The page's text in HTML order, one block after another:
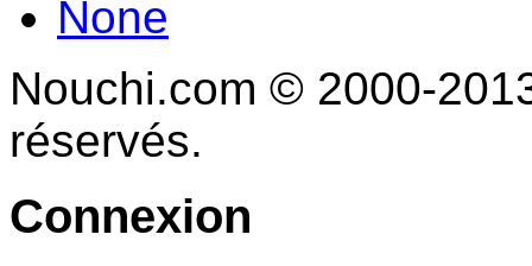
None
Nouchi.com © 2000-
réservés.
Connexion